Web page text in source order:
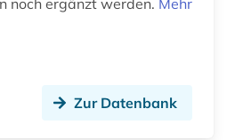
noch ergänzt werden. Mehr
Zur Datenbank